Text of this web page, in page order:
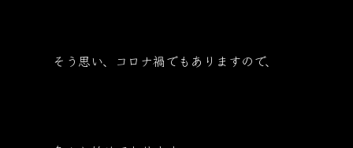
そう思い、コロナ禍でもありますので、